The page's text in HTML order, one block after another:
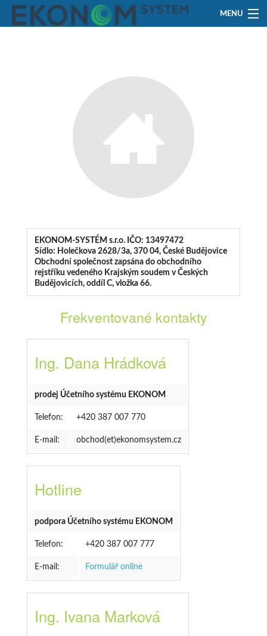
MENU
EKONOM-SYSTÉM s.r.o. IČO: 13497472
Sídlo: Holečkova 2628/3a, 370 04, České Budějovice
Obchodní společnost zapsána do obchodního
rejstříku vedeného Krajským soudem v Českých
Budějovicích, oddíl C, vložka 66.
Frekventované kontakty
Ing. Dana Hrádková
prodej Účetního systému EKONOM
Telefon: +420 387 007 770
E-mail: obchod(et)ekonomsystem.cz
Hotline
podpora Účetního systému EKONOM
Telefon: +420 387 007 777
E-mail: Formulář online
Ing. Ivana Marková